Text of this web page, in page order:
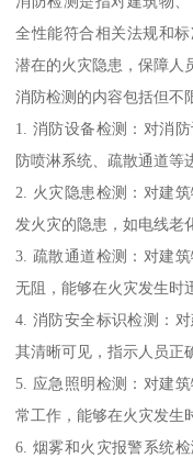
全性能符合相关法规和
潜在的火灾隐患，保障人
消防检测的内容包括但不
1. 消防设备检测：对消
防喷淋系统、疏散通道等
2. 火灾隐患检测：对建
发火灾的隐患，如电线老
3. 疏散通道检测：对建
无阻，能够在火灾发生时
4. 消防安全标识检测：
其清晰可见，指示人员正
5. 应急照明检测：对建
常工作，能够在火灾发生
6. 烟雾和火灾报警系统